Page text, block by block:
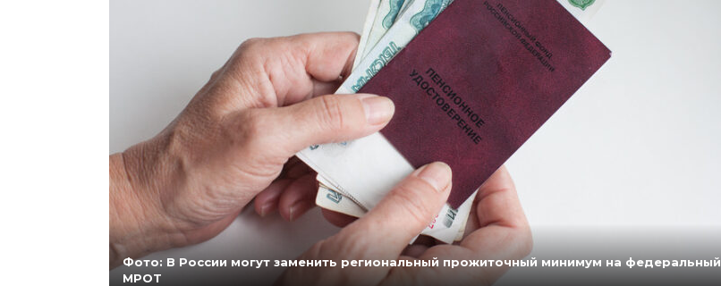
Фото: В России могут заменить региональный прожиточный минимум на федеральный
МРОТ